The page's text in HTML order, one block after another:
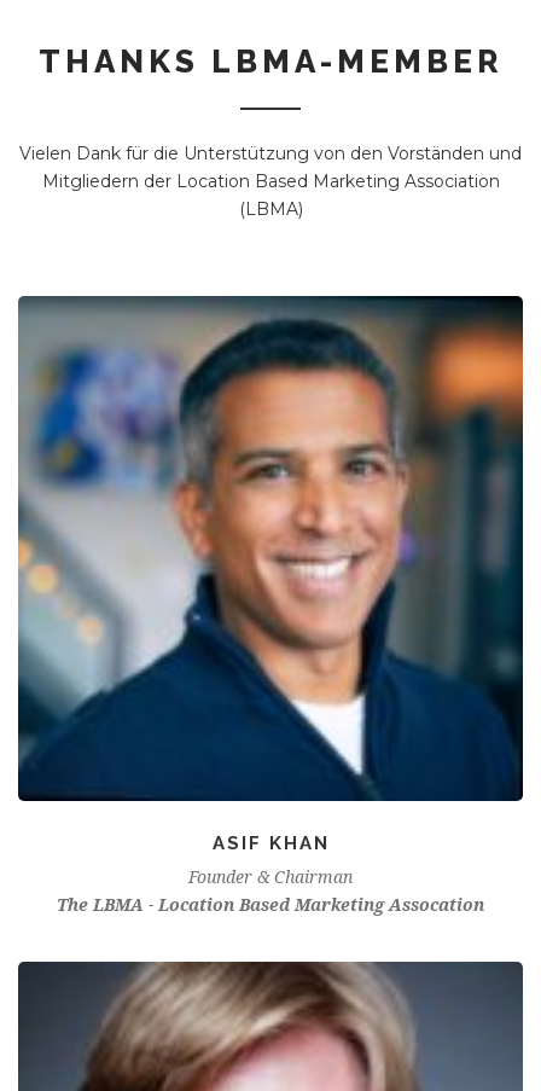
THANKS LBMA-MEMBER
Vielen Dank für die Unterstützung von den Vorständen und
Mitgliedern der Location Based Marketing Association
(LBMA)
ASIF KHAN
Founder & Chairman
The LBMA - Location Based Marketing Assocation